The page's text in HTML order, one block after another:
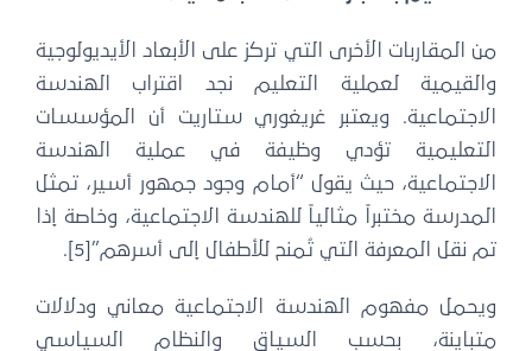
من المقاربات الأخرى التي تركز على الأبعاد الأيديولوجية
والقيمية لعملية التعليم نجد اقتراب الهندسة
الاجتماعية. ويعتبر غريغوري ستاريت أن المؤسسات
التعليمية تؤدي وظيفة في عملية الهندسة
الاجتماعية، حيث يقول “أمام وجود جمهور أسير، تمثل
المدرسة مختبراً مثالياً للهندسة الاجتماعية، وخاصة إذا
تم نقل المعرفة التي تُمنح للأطفال إلى أسرهم”[5].
ويحمل مفهوم الهندسة الاجتماعية معاني ودلالات
متباينة، بحسب السياق والنظام السياسي